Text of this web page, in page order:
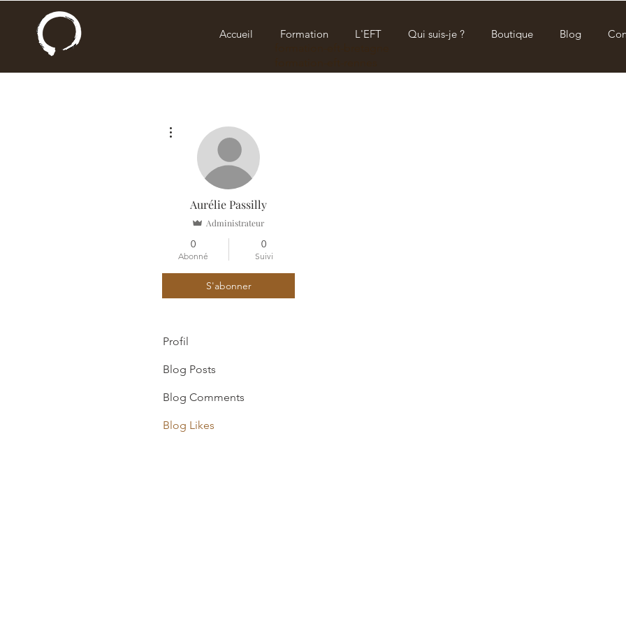
Accueil Formation L'EFT Qui suis-je ? Boutique Blog
Aurélie Passilly
Administrateur
0
Abonné
0
Suivi
S'abonner
Profil
Blog Posts
Blog Comments
Blog Likes